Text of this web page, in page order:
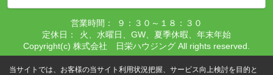
営業時間：
９：３０～１８：３０
定休日：
火、水曜日、GW、夏季休暇、年末年始
Copyright(c) 株式会社 日栄ハウジング All rights reserved.
当サイトでは、お客様の当サイト利用状況把握、サービス向上検討を目的と